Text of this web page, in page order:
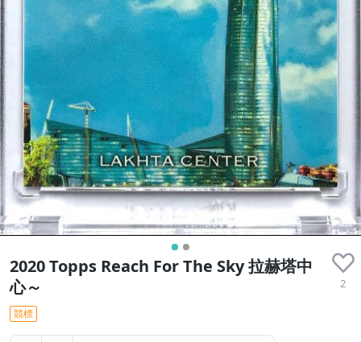
2020 Topps Reach For The Sky 拉赫塔中
心～
2
競標